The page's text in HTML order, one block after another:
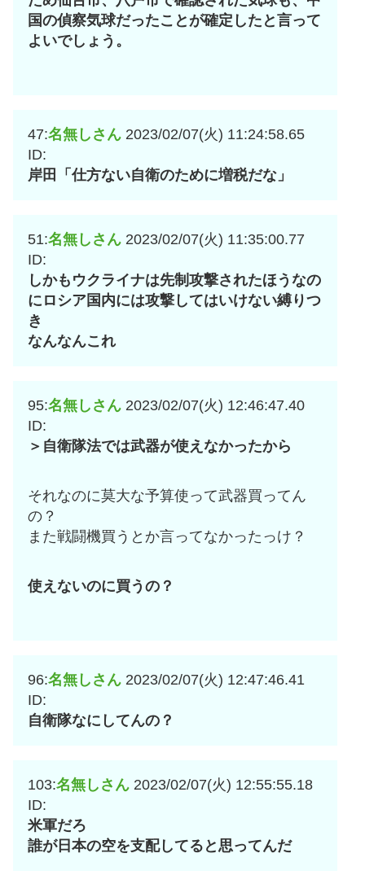
国の偵察気球だったことが確定したと言って
よいでしょう。
47:名無しさん 2023/02/07(火) 11:24:58.65
ID:
岸田「仕方ない自衛のために増税だな」
51:名無しさん 2023/02/07(火) 11:35:00.77
ID:
しかもウクライナは先制攻撃されたほうなの
にロシア国内には攻撃してはいけない縛りつ
き
なんなんこれ
95:名無しさん 2023/02/07(火) 12:46:47.40
ID:
＞自衛隊法では武器が使えなかったから
それなのに莫大な予算使って武器買ってん
の？
また戦闘機買うとか言ってなかったっけ？
使えないのに買うの？
96:名無しさん 2023/02/07(火) 12:47:46.41
ID:
自衛隊なにしてんの？
103:名無しさん 2023/02/07(火) 12:55:55.18
ID:
米軍だろ
誰が日本の空を支配してると思ってんだ